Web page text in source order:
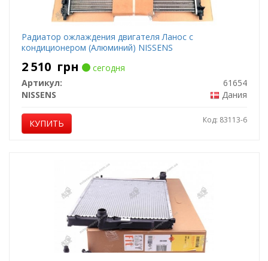
Радиатор ожлаждения двигателя Ланос с
кондиционером (Алюминий) NISSENS
2 510 грн
сегодня
Артикул:
61654
NISSENS
Дания
КУПИТЬ Код: 83113-6